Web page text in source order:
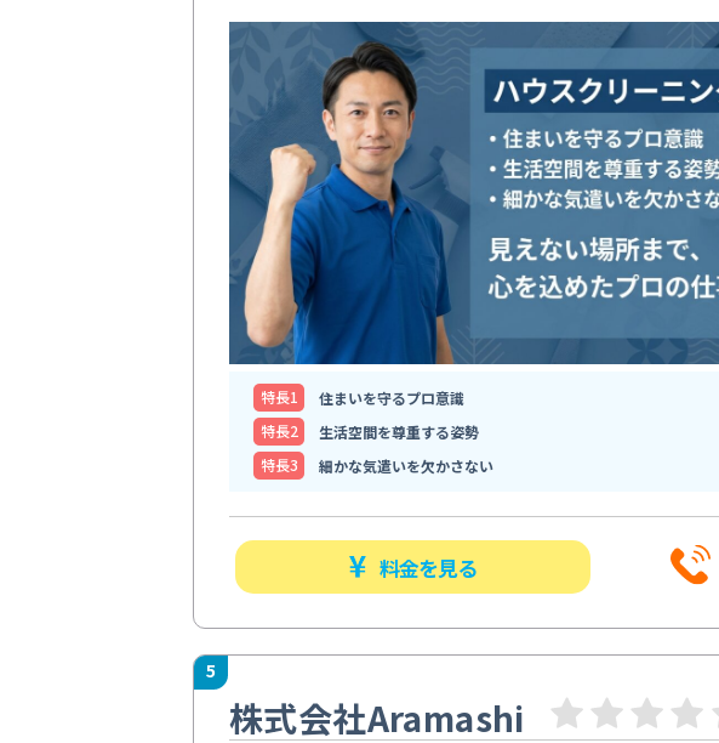
特⻑1
住まいを守るプロ意識
特⻑2
生活空間を尊重する姿勢
特⻑3
細かな気遣いを欠かさない
料金を見る
5
株式会社Aramashi